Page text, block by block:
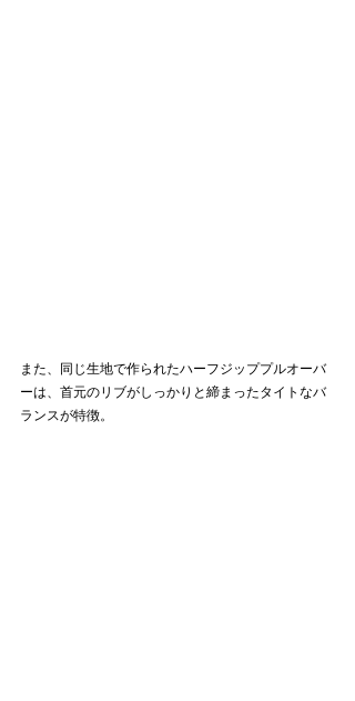
また、同じ生地で作られたハーフジッププルオーバ
ーは、首元のリブがしっかりと締まったタイトなバ
ランスが特徴。